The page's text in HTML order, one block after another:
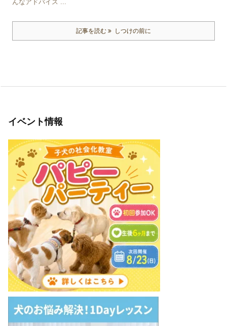
んなアドバイス ...
記事を読む しつけの前に
イベント情報